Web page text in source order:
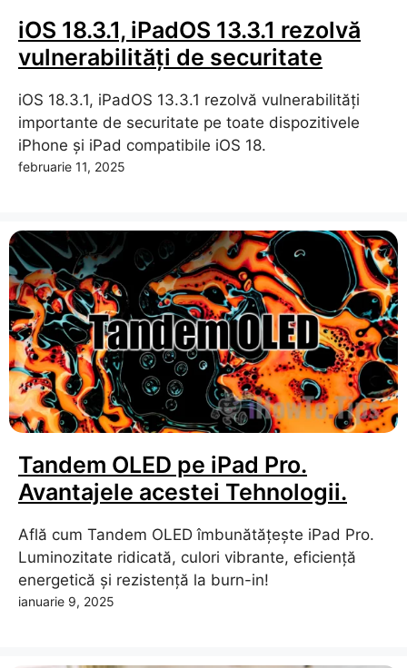
iOS 18.3.1, iPadOS 13.3.1 rezolvă
vulnerabilități de securitate
iOS 18.3.1, iPadOS 13.3.1 rezolvă vulnerabilități
importante de securitate pe toate dispozitivele
iPhone și iPad compatibile iOS 18.
februarie 11, 2025
Tandem OLED pe iPad Pro.
Avantajele acestei Tehnologii.
Află cum Tandem OLED îmbunătățește iPad Pro.
Luminozitate ridicată, culori vibrante, eficiență
energetică și rezistență la burn-in!
ianuarie 9, 2025